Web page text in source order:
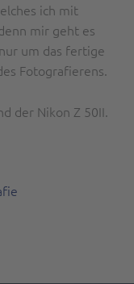
ich mit
mir geht es
um das fertige
Fotografierens.
der Nikon Z 50II.